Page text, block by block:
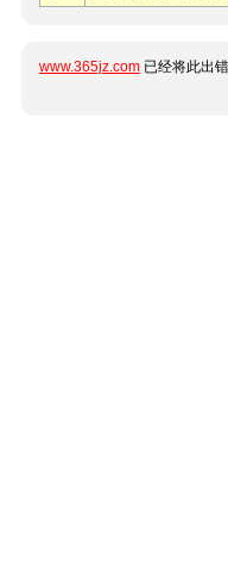
www.365jz.com 已经将此出